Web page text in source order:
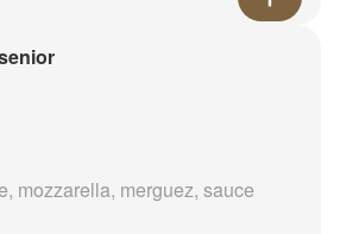
mozzarella, merguez, sauce